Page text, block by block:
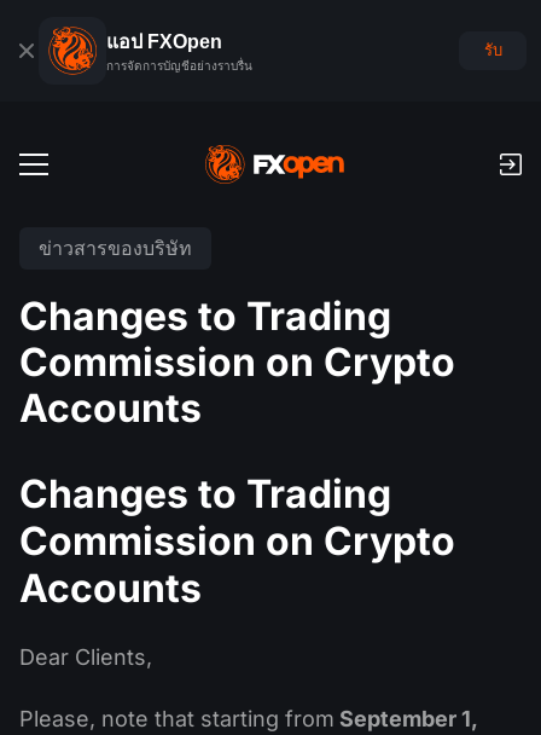
แอป FXOpen
การจัดการบัญชีอย่างราบรื่น
รับ
บัญชีฟอเร็กซ์เดโม
ค่าคอมมิชชั่นและสว๊อป
การชำระเงิน
การฝากเงินและถอนเงิน
PAMM
การจัดอันดับบัญชี PAMM
PAMM คืออะไร?
PAMM ECN
Masters และ Followers
เครื่องมือของเทรดเดอร์
โปรโมชั่น
การแข่งขันฟอเร็กซ์
ฟอเร็กซ์
ดัชนี
ยหุ้น
ETF
แพลตฟอร์มเทรด
TickTrader
FXOpen App
Android FXOpen App
FIX API
ข่าวสารและการวิเคราะห์
ปฏิทินเงินปันผล
ฟอรั่มฟอเร็กซ์
ศูนย์ช่วยเหลือ
การเทรด CFD คืออะไร?
ทำไมเรา?
ข่าวสารของบริษัท
Changes to Trading
Commission on Crypto
Accounts
Changes to Trading
Commission on Crypto
Accounts
Dear Clients,
Please, note that starting from September 1,